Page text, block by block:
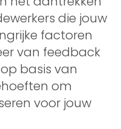
die jouw
factoren
van feedback
basis van
om
voor jouw